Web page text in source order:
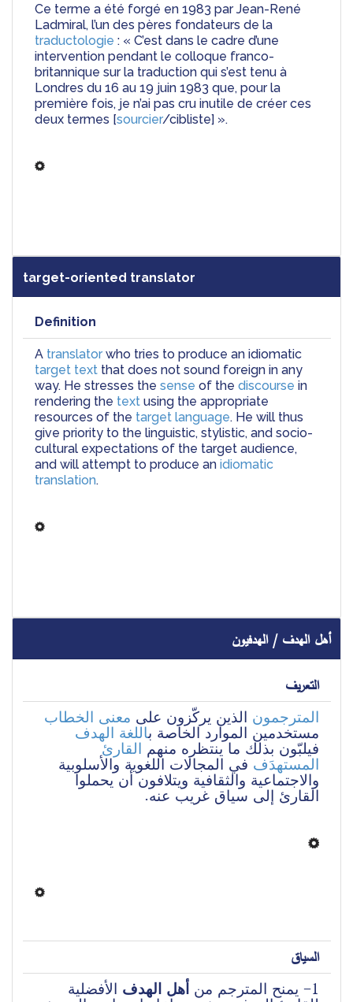
Ce terme a été forgé en 1983 par Jean-René
Ladmiral, l’un des pères fondateurs de la
traductologie : « C’est dans le cadre d’une
intervention pendant le colloque franco-
britannique sur la traduction qui s’est tenu à
Londres du 16 au 19 juin 1983 que, pour la
première fois, je n’ai pas cru inutile de créer ces
deux termes [sourcier/cibliste] ».
target-oriented translator
Definition
A translator
who tries to produce an idiomatic
target text that does not sound foreign in any
way. He stresses the sense of the discourse in
rendering the text using the appropriate
resources of the target language. He will thus
give priority to the linguistic, stylistic, and socio-
cultural expectations of the target audience,
and will attempt to produce an idiomatic
translation.
أهل الهدف / الهدفيون
التعريف
المترجمون الذين يركّزون على معنى الخطاب
مستخدمين الموارد الخاصة باللغة الهدف
فيلبّون بذلك ما ينتظره منهم القارئ
المستهدَف
والاجتماعية والثقافية ويتلافون أن يحملوا
القارئ إلى سياق غريب عنه.
السياق
1- يمنح المترجم من
أهل الهدف